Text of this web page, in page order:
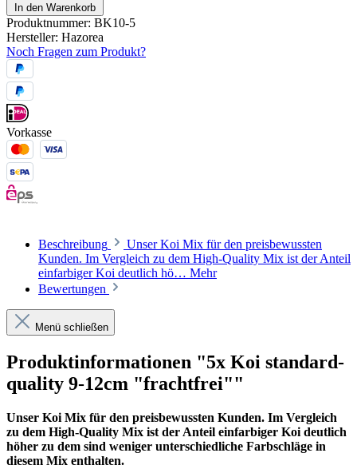
In den Warenkorb
Produktnummer: BK10-5
Hersteller: Hazorea
Noch Fragen zum Produkt?
Vorkasse
Beschreibung
Unser Koi Mix für den preisbewussten
Kunden. Im Vergleich zu dem High-Quality Mix ist der Anteil
einfarbiger Koi deutlich hö… Mehr
Bewertungen
Menü schließen
Produktinformationen "5x Koi standard-
quality 9-12cm "frachtfrei""
Unser Koi Mix für den preisbewussten Kunden. Im Vergleich
zu dem High-Quality Mix ist der Anteil einfarbiger Koi deutlich
höher zu dem sind weniger unterschiedliche Farbschläge in
diesem Mix enthalten.